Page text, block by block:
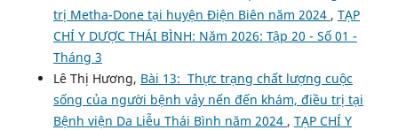
trị Metha-Done tại huyện Điện Biên năm 2024 , TẠP
CHÍ Y DƯỢC THÁI BÌNH: Năm 2026: Tập 20 - Số 01 -
Tháng 3
Lê Thị Hương, Bài 13: Thực trạng chất lượng cuộc
sống của người bệnh vảy nến đến khám, điều trị tại
Bệnh viện Da Liễu Thái Bình năm 2024 , TẠP CHÍ Y